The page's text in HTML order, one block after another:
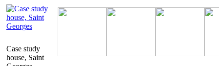
Case study
house, Saint